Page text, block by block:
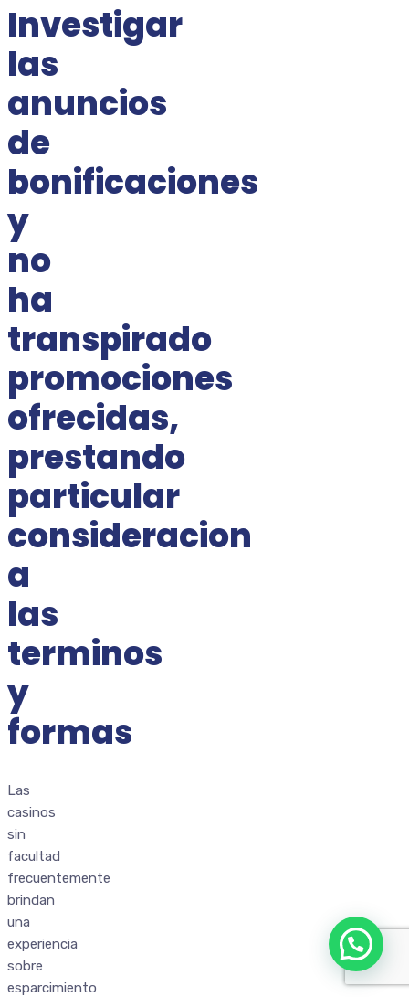
Investigar
las
anuncios
de
bonificaciones
y
no
ha
transpirado
promociones
ofrecidas,
prestando
particular
consideracion
a
las
terminos
y
formas
Las
casinos
sin
facultad
frecuentemente
brindan
una
experiencia
sobre
esparcimiento